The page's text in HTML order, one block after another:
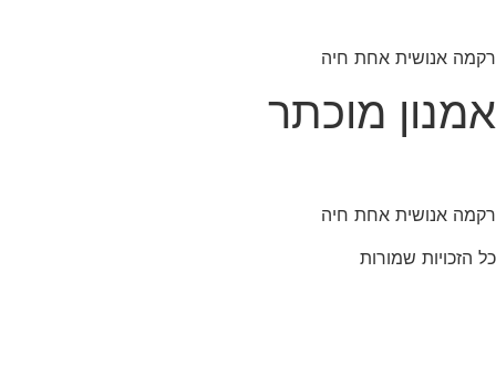
רקמה אנושית אחת חיה
אמנון מוכתר
רקמה אנושית אחת חיה
כל הזכויות שמורות